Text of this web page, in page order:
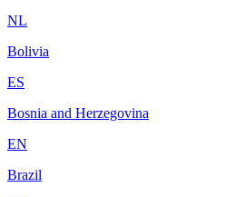
NL
Bolivia
ES
Bosnia and Herzegovina
EN
Brazil